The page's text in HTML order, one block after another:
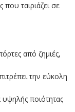
ταιριάζει σε
από ζημιές,
την εύκολη
ποιότητας